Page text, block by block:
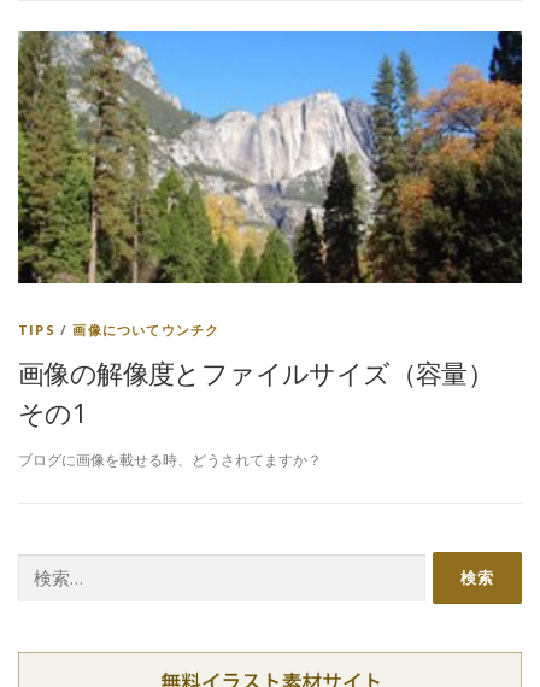
TIPS /画像についてウンチク
画像の解像度とファイルサイズ（容量）
その1
ブログに画像を載せる時、どうされてますか？
索: